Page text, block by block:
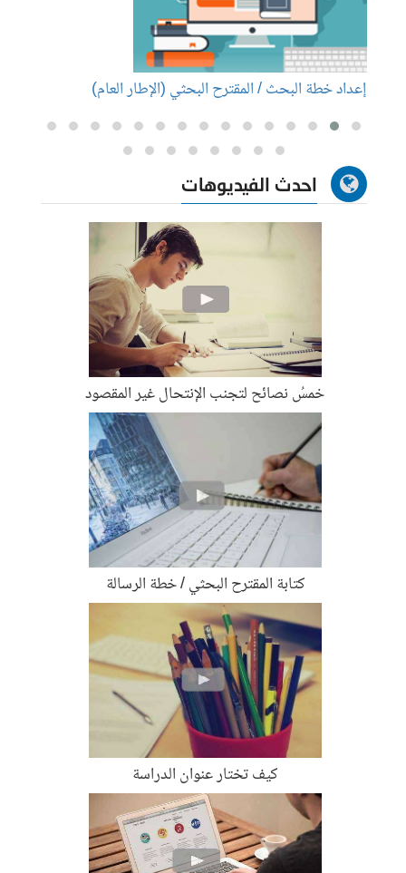
إعداد خطة البحث / المقترح البحثي (الإطار العام)
احدث الفيديوهات
خمسُ نصائح لتجنب الإنتحال غير المقصود
كتابة المقترح البحثي / خطة الرسالة
كيف تختار عنوان الدراسة